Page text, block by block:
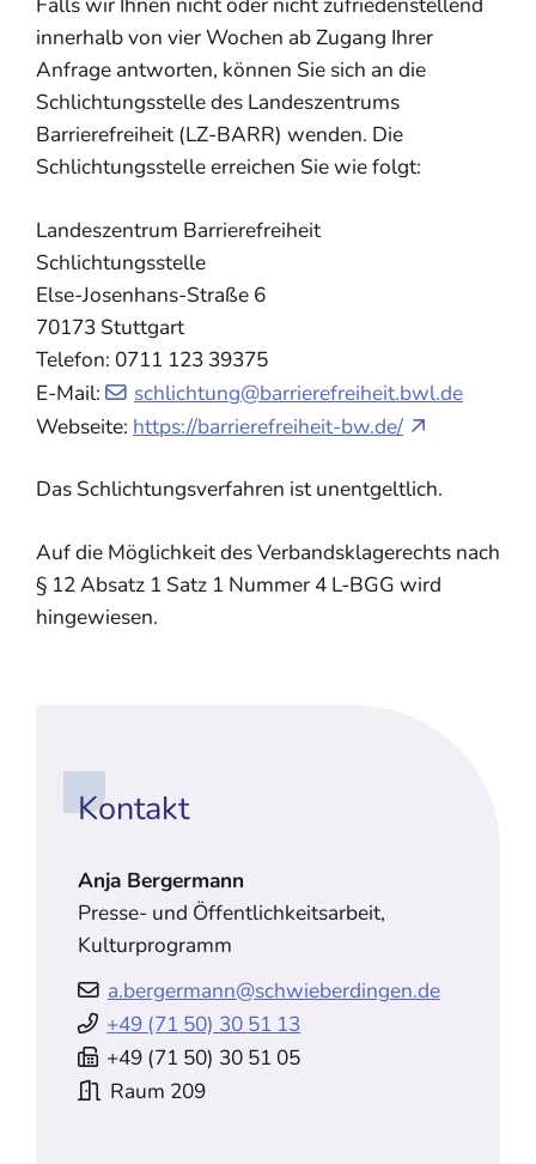
innerhalb von vier Wochen ab Zugang Ihrer
Anfrage antworten, können Sie sich an die
Schlichtungsstelle des Landeszentrums
Barrierefreiheit (LZ-BARR) wenden. Die
Schlichtungsstelle erreichen Sie wie folgt:
Landeszentrum Barrierefreiheit
Schlichtungsstelle
Else-Josenhans-Straße 6
70173 Stuttgart
Telefon: 0711 123 39375
E-Mail:
schlichtung@barrierefreiheit.bwl.de
Webseite: https://barrierefreiheit-bw.de/
Das Schlichtungsverfahren ist unentgeltlich.
Auf die Möglichkeit des Verbandsklagerechts nach
§ 12 Absatz 1 Satz 1 Nummer 4 L-BGG wird
hingewiesen.
Kontakt
Anja Bergermann
Presse- und Öffentlichkeitsarbeit,
Kulturprogramm
a.bergermann@schwieberdingen.de
+49 (71 50) 30 51 13
+49 (71 50) 30 51 05
Raum 209